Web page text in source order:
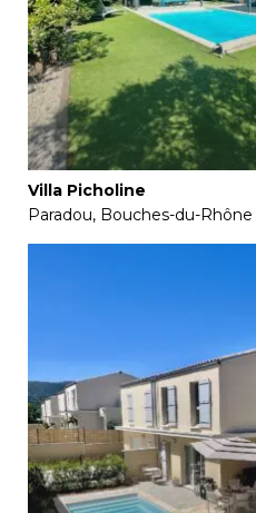
Villa Picholine
Paradou, Bouches-du-Rhône